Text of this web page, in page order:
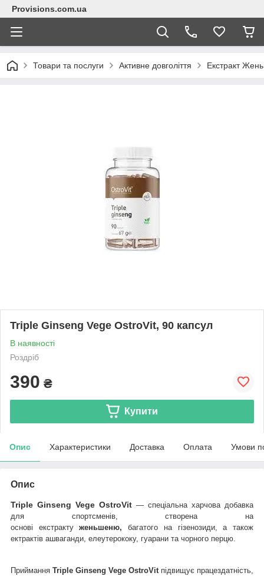
Provisions.com.ua
Товари та послуги Активне довголіття Екстракт
Triple Ginseng Vege OstroVit, 90 капсул
В наявності
Роздріб
390 ₴
Купити
Опис Характеристики Доставка Оплата Умови
Опис
Triple Ginseng Vege OstroVit — спеціальна харчова добавка
для спортсменів, створена на
основі екстрактуженьшеню,багатого на гізенозиди, а також
ектрактів ашваганди, елеутерококу, гуарани та чорного перцю.
Приймання Triple Ginseng Vege OstroVit підвищує працездатність,